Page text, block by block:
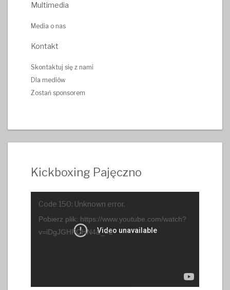
Multimedia
Media o nas
Kontakt
Skontaktuj się z nami
Dla mediów
Zostań sponsorem
Kickboxing Pajęczno
Code 150: Unknown error.
Pobierz plik: https://www.youtube.com/watch?
v=iDgJGHPQHN4&_=2